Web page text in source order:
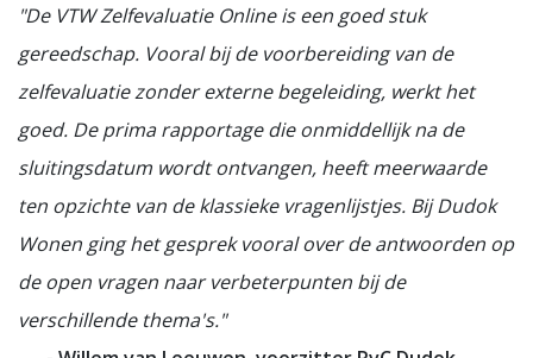
"De VTW Zelfevaluatie Online is een goed stuk
gereedschap. Vooral bij de voorbereiding van de
zelfevaluatie zonder externe begeleiding, werkt het
goed. De prima rapportage die onmiddellijk na de
sluitingsdatum wordt ontvangen, heeft meerwaarde
ten opzichte van de klassieke vragenlijstjes. Bij Dudok
Wonen ging het gesprek vooral over de antwoorden op
de open vragen naar verbeterpunten bij de
verschillende thema's."